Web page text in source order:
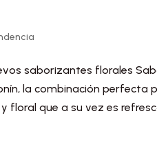
saborizantes florales
la combinación perfecta
floral que a su vez es